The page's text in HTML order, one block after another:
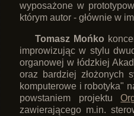
wyposażone w
którym autor - głównie w
Tomasz Mońko
improwizując w stylu
organowej w łódzkiej
oraz bardziej złożonych
komputerowe i robotyka"
powstaniem projektu
zawierającego m.in.